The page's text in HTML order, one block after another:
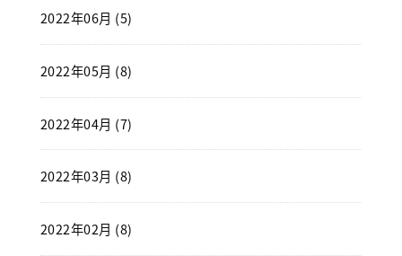
2022年06月 (5)
2022年05月 (8)
2022年04月 (7)
2022年03月 (8)
2022年02月 (8)